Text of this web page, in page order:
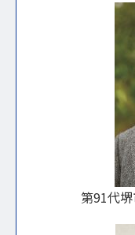
第91代